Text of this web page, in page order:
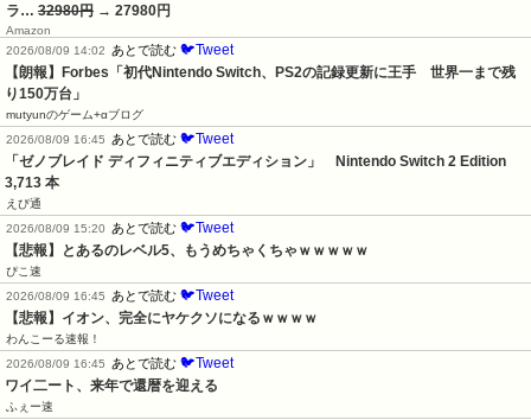
ラ… 32980円 → 27980円
Amazon
2026/08/09 14:02
あとで読む 🐦Tweet
【朗報】Forbes「初代Nintendo Switch、PS2の記録更新に王手　世界一まで残
り150万台」
mutyunのゲーム+αブログ
2026/08/09 16:45
あとで読む 🐦Tweet
「ゼノブレイド ディフィニティブエディション」　Nintendo Switch 2 Edition
3,713 本
えび通
2026/08/09 15:20
あとで読む 🐦Tweet
【悲報】とあるのレベル5、もうめちゃくちゃｗｗｗｗｗ
ぴこ速
2026/08/09 16:45
あとで読む 🐦Tweet
【悲報】イオン、完全にヤケクソになるｗｗｗｗ
わんこーる速報！
2026/08/09 16:45
あとで読む 🐦Tweet
ワイ二ート、来年で還暦を迎える
ふぇー速